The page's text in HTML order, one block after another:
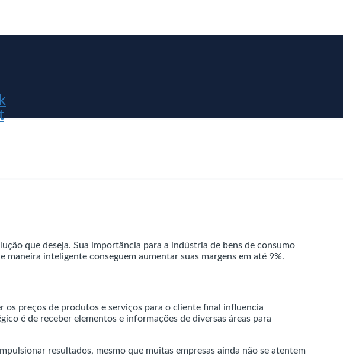
que deseja. Sua importância para a indústria de bens de consumo
inteligente conseguem aumentar suas margens em até 9%.
os preços de produtos e serviços para o cliente final influencia
é de receber elementos e informações de diversas áreas para
resultados, mesmo que muitas empresas ainda não se atentem